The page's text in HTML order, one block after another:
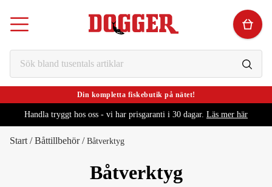
Din kompletta fiskebutik på nätet!
Handla tryggt hos oss - vi har prisgaranti i 30 dagar. Läs mer här
Start /Båttillbehör/ Båtverktyg
Båtverktyg